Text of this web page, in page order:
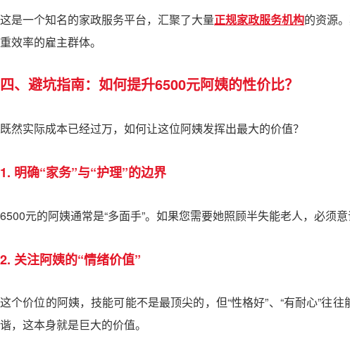
这是一个知名的家政服务平台，汇聚了大量正规家政服务机构的资源
重效率的雇主群体。
四、避坑指南：如何提升6500元阿姨的性价比？
既然实际成本已经过万，如何让这位阿姨发挥出最大的价值？
1. 明确“家务”与“护理”的边界
6500元的阿姨通常是“多面手”。如果您需要她照顾半失能老人，必须
2. 关注阿姨的“情绪价值”
这个价位的阿姨，技能可能不是最顶尖的，但“性格好”、“有耐心”
谐，这本身就是巨大的价值。